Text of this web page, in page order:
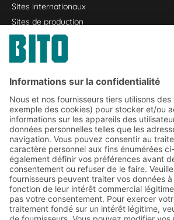
Sites internationaux
Sites de production
YOUR LIFE.
01 72 84 90 20
© 2026 BITO-Lagertechnik Bittmann
Conception et réalisation+ | LOUIS
Cette offre est destinée à l'industrie, à